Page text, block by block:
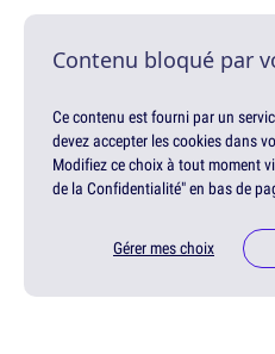
Contenu bloqué par
Ce contenu est fourni par un
devez accepter les cookies dans
Modifiez ce choix à tout moment
de la Confidentialité" en bas de
Gérer mes choix